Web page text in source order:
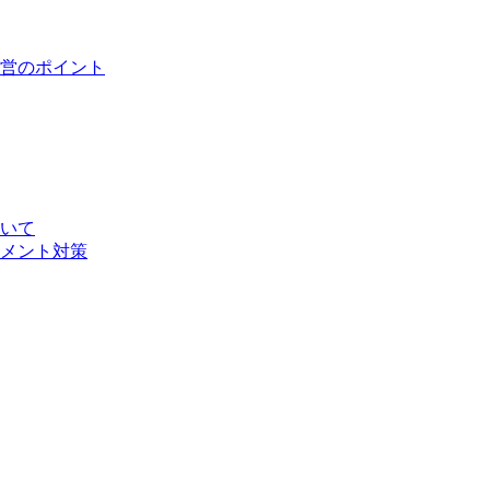
のポイント
て
ント対策